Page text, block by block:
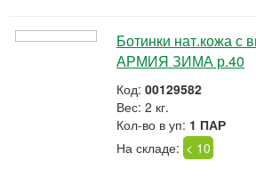
Ботинки нат.кожа с
АРМИЯ ЗИМА р.40
Код: 00129582
Вес: 2 кг.
Кол-во в уп: 1 ПАР
На складе: < 10